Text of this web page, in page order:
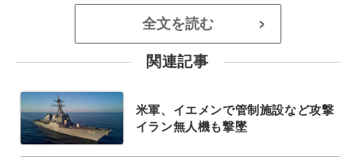
全文を読む >
関連記事
米軍、イエメンで管制施設など攻撃
イラン無人機も撃墜